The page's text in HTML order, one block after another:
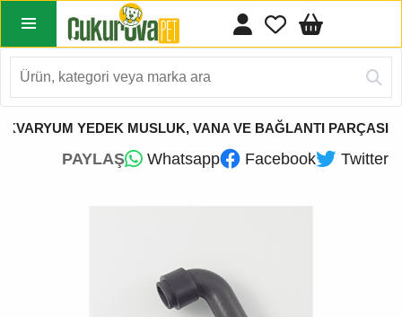
YEDEK MUSLUK, VANA VE BAĞLANTI PARÇASI
PAYLAŞ Whatsapp Facebook Twitter